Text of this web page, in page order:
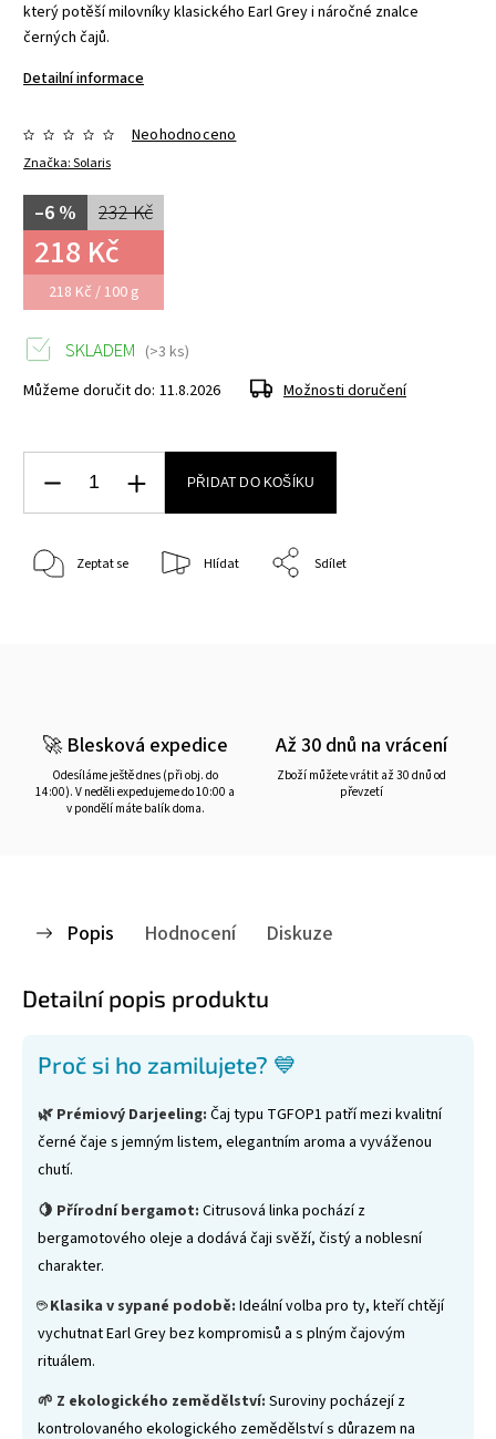
který potěší milovníky klasického Earl Grey i náročné znalce
černých čajů.
Detailní informace
Značka:Solaris
Neohodnoceno
232 Kč
–6 %
218 Kč / 100 g
218 Kč
SKLADEM (>3 ks)
Můžeme doručit do: 11.8.2026 Možnosti doručení
PŘIDAT DO KOŠÍKU
Zeptat se Hlídat Sdílet
🚀 Blesková expedice
Odesíláme ještě dnes (při obj. do
14:00). V neděli expedujeme do 10:00 a
v pondělí máte balík doma.
Až 30 dnů na vrácení
Zboží můžete vrátit až 30 dnů od
převzetí
Popis Hodnocení Diskuze
Detailní popis produktu
Proč si ho zamilujete? 💙
🌿 Prémiový Darjeeling: Čaj typu TGFOP1 patří mezi kvalitní
černé čaje s jemným listem, elegantním aroma a vyváženou
chutí.
🍋 Přírodní bergamot: Citrusová linka pochází z
bergamotového oleje a dodává čaji svěží, čistý a noblesní
charakter.
☕ Klasika v sypané podobě: Ideální volba pro ty, kteří chtějí
vychutnat Earl Grey bez kompromisů a s plným čajovým
rituálem.
🌱 Z ekologického zemědělství: Suroviny pocházejí z
kontrolovaného ekologického zemědělství s důrazem na